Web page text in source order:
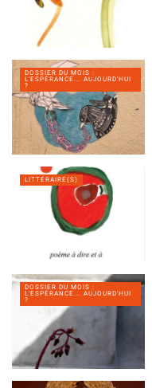
DOSSIER DU MOIS :
L'ESPÉRANCE... AUJOURD'HUI
?
LITTÉRAIRE(S)
DOSSIER DU MOIS :
L'ESPÉRANCE... AUJOURD'HUI
?